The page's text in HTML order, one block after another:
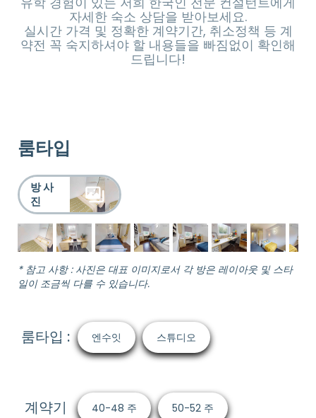
자세한 숙소 상담을 받아보세요.
실시간 가격 및 정확한 계약기간, 취소정책 등 계
약전 꼭 숙지하셔야 할 내용들을 빠짐없이 확인해
드립니다!
룸타입
방 사
진
* 참고 사항 : 사진은 대표 이미지로서 각 방은 레이아웃 및 스타
일이 조금씩 다를 수 있습니다.
룸타입 : 엔수잇 스튜디오
계약기
40-48 주 50-52 주